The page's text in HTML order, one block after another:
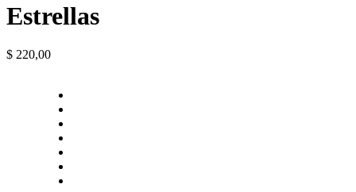
Estrellas
$ 220,00